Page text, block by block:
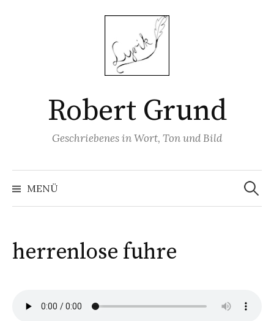
Robert Grund
Geschriebenes in Wort, Ton und Bild
MENÜ
Suchen
nach:
herrenlose fuhre